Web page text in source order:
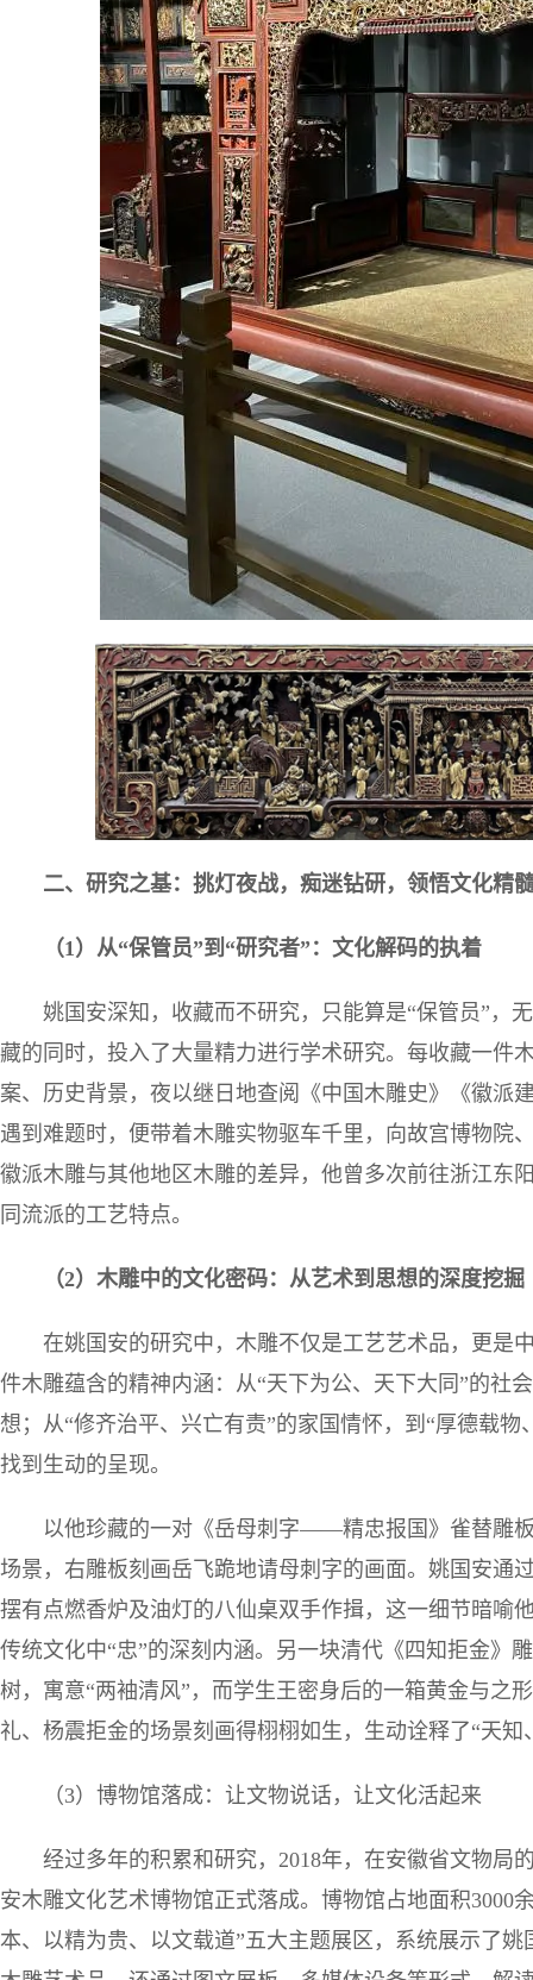
二、研究之基：挑灯夜战，痴迷钻研，领悟文化精
（1 ）从“保管员”到“研究者”：文化解码的执着
姚国安深知，收藏而不研究，只能算是“保管员”，
藏的同时，投入了大量精力进行学术研究。每收藏一件
案、历史背景，夜以继日地查阅《中国木雕史》《徽派
遇到难题时，便带着木雕实物驱车千里，向故宫博物院
徽派木雕与其他地区木雕的差异，他曾多次前往浙江东
同流派的工艺特点。
（2）木雕中的文化密码：从艺术到思想的深度挖掘
在姚国安的研究中，木雕不仅是工艺艺术品，更是
件木雕蕴含的精神内涵：从“天下为公、天下大同”的社
想；从“修齐治平、兴亡有责”的家国情怀，到“厚德载
找到生动的呈现。
以他珍藏的一对《岳母刺字——精忠报国》雀替雕
场景，右雕板刻画岳飞跪地请母刺字的画面。姚国安通
摆有点燃香炉及油灯的八仙桌双手作揖，这一细节暗喻
传统文化中“忠”的深刻内涵。另一块清代《四知拒金》
树，寓意“两袖清风”，而学生王密身后的一箱黄金与之
礼、杨震拒金的场景刻画得栩栩如生，生动诠释了“天
（3）博物馆落成：让文物说话，让文化活起来
经过多年的积累和研究，2018年，在安徽省文物局
安木雕文化艺术博物馆正式落成。博物馆占地面积3000
本、以精为贵、以文载道”五大主题展区，系统展示了